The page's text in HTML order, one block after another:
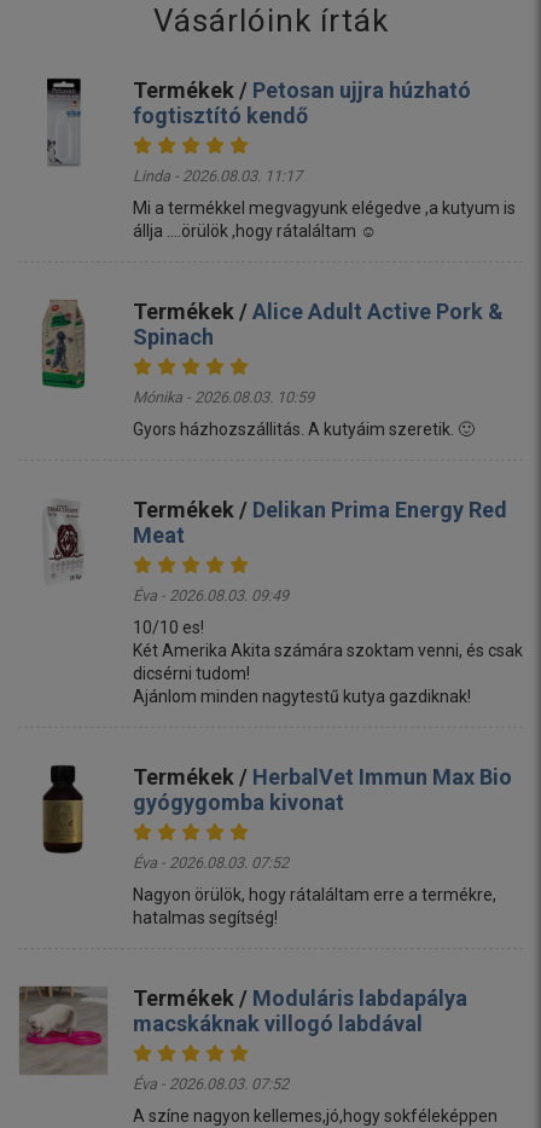
Vásárlóink írták
Termékek / Petosan ujjra húzható
fogtisztító kendő
Linda - 2026.08.03. 11:17
Mi a termékkel megvagyunk elégedve ,a kutyum is
állja ....örülök ,hogy rátaláltam ☺️
Termékek /Alice Adult Active Pork &
Spinach
Mónika - 2026.08.03. 10:59
Gyors házhozszállitás. A kutyáim szeretik. 🙂
Termékek / Delikan Prima Energy Red
Meat
Éva - 2026.08.03. 09:49
10/10 es!
Két Amerika Akita számára szoktam venni, és csak
dicsérni tudom!
Ajánlom minden nagytestű kutya gazdiknak!
Termékek / HerbalVet Immun Max Bio
gyógygomba kivonat
Éva - 2026.08.03. 07:52
Nagyon örülök, hogy rátaláltam erre a termékre,
hatalmas segítség!
Termékek / Moduláris labdapálya
macskáknak villogó labdával
Éva - 2026.08.03. 07:52
A színe nagyon kellemes,jó,hogy sokféleképpen